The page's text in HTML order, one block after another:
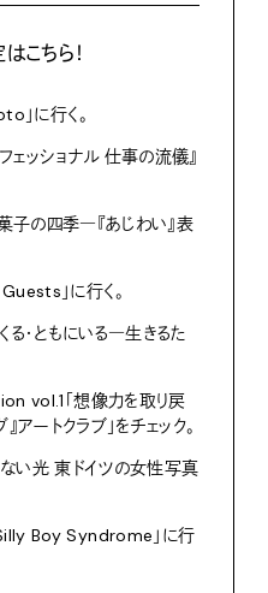
こちら！
」に行く。
ェッショナル 仕事の流儀』
の四季―『あじわい』表
」に行く。
る・ともにいる―生きるた
vol.1「想像力を取り戻
アートクラブ」をチェック。
い光 東ドイツの女性写真
Boy Syndrome」に行